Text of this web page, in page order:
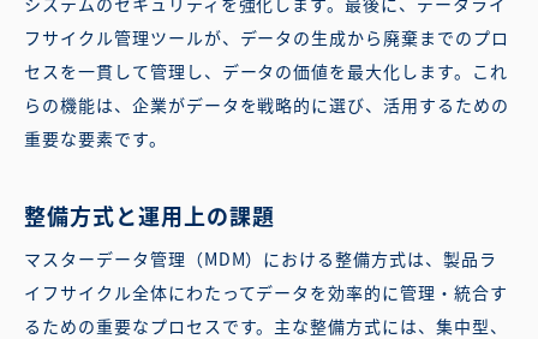
フサイクル管理ツールが、データの生成から廃棄までのプロ
セスを一貫して管理し、データの価値を最大化します。これ
らの機能は、企業がデータを戦略的に選び、活用するための
重要な要素です。
整備方式と運用上の課題
マスターデータ管理（MDM）における整備方式は、製品ラ
イフサイクル全体にわたってデータを効率的に管理・統合す
るための重要なプロセスです。主な整備方式には、集中型、